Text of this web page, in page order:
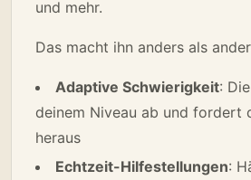
und mehr.
Das macht ihn anders als
Adaptive Schwierigkeit:
deinem Niveau ab und fordert
heraus
Echtzeit-Hilfestellungen: